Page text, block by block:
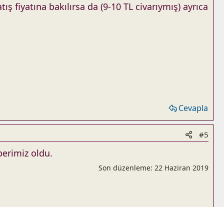
bakılırsa da (9-10 TL civarıymış) ayrıca
Cevapla
#5
oldu.
Son düzenleme: 22 Haziran 2019